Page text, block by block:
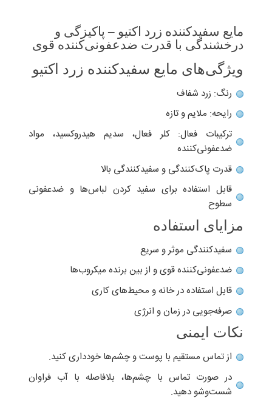
مایع سفیدکننده زرد اکتیو – پاکیزگی و
درخشندگی با قدرت ضدعفونی‌کننده قوی
ویژگی‌های مایع سفیدکننده زرد اکتیو
رنگ: زرد شفاف
رایحه: ملایم و تازه
ترکیبات فعال: کلر فعال، سدیم هیدروکسید، مواد
ضدعفونی‌کننده
قدرت پاک‌کنندگی و سفیدکنندگی بالا
قابل استفاده برای سفید کردن لباس‌ها و ضدعفونی
سطوح
مزایای استفاده
سفیدکنندگی موثر و سریع
ضدعفونی‌کننده قوی و از بین برنده میکروب‌ها
قابل استفاده در خانه و محیط‌های کاری
صرفه‌جویی در زمان و انرژی
نکات ایمنی
از تماس مستقیم با پوست و چشم‌ها خودداری کنید.
در صورت تماس با چشم‌ها، بلافاصله با آب فراوان
شست‌وشو دهید.